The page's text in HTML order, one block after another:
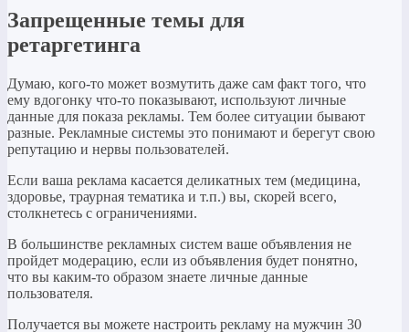
Запрещенные темы для
ретаргетинга
Думаю, кого-то может возмутить даже сам факт того, что
ему вдогонку что-то показывают, используют личные
данные для показа рекламы. Тем более ситуации бывают
разные. Рекламные системы это понимают и берегут свою
репутацию и нервы пользователей.
Если ваша реклама касается деликатных тем (медицина,
здоровье, траурная тематика и т.п.) вы, скорей всего,
столкнетесь с ограничениями.
В большинстве рекламных систем ваше объявления не
пройдет модерацию, если из объявления будет понятно,
что вы каким-то образом знаете личные данные
пользователя.
Получается вы можете настроить рекламу на мужчин 30